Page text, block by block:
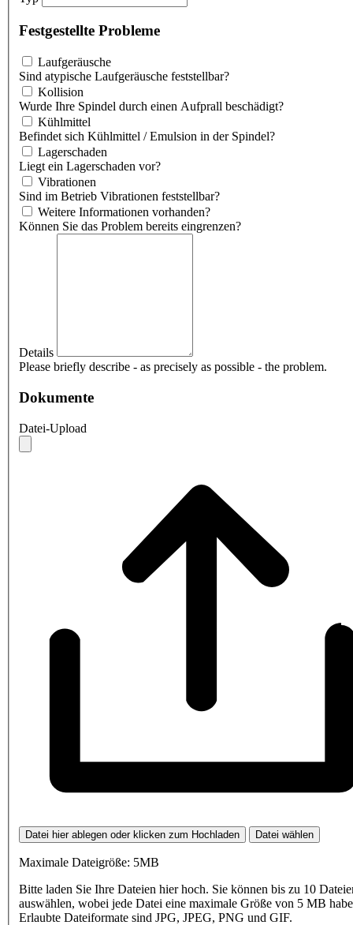
Festgestellte Probleme
Laufgeräusche
Sind atypische Laufgeräusche feststellbar?
Kollision
Wurde Ihre Spindel durch einen Aufprall beschädigt?
Kühlmittel
Befindet sich Kühlmittel / Emulsion in der Spindel?
Lagerschaden
Liegt ein Lagerschaden vor?
Vibrationen
Sind im Betrieb Vibrationen feststellbar?
Weitere Informationen vorhanden?
Können Sie das Problem bereits eingrenzen?
Details
Please briefly describe - as precisely as possible - the problem.
Dokumente
Datei-Upload
Datei hier ablegen oder klicken zum Hochladen Datei wählen
Maximale Dateigröße: 5MB
Bitte laden Sie Ihre Dateien hier hoch. Sie können bis zu 10
auswählen, wobei jede Datei eine maximale Größe von 5 MB
Erlaubte Dateiformate sind JPG, JPEG, PNG und GIF.